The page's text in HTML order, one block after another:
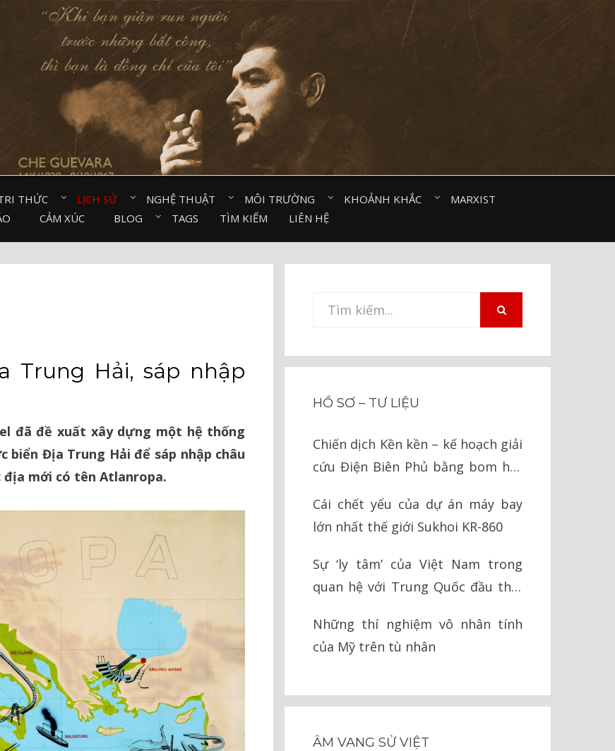
THỨC⠀ LỊCH SỬ⠀ NGHỆ THUẬT⠀ MÔI TRƯỜNG⠀ KHOẢNH KHẮC⠀
MARXIST⠀
CẢM XÚC⠀ BLOG⠀ TAGS TÌM KIẾM LIÊN HỆ
Trung Hải, sáp nhập
đã đề xuất xây dựng một hệ thống
Địa Trung Hải để sáp nhập châu
địa mới có tên Atlanropa.
Tìm
HỒ SƠ – TƯ LIỆU
Chiến dịch Kền kền – kế hoạch giải
cứu Điện Biên Phủ bằng bom hạt
Cái chết yểu của dự án máy bay
lớn nhất thế giới Sukhoi KR-860
Sự ‘ly tâm’ của Việt Nam trong
quan hệ với Trung Quốc đầu thời
Những thí nghiệm vô nhân tính
của Mỹ trên tù nhân
ÂM VANG SỬ VIỆT